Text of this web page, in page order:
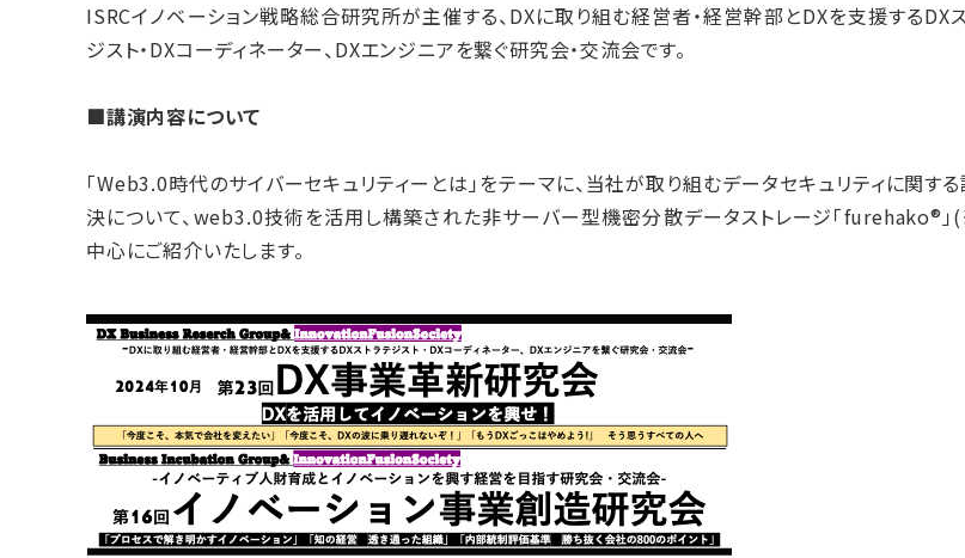
ISRCイノベーション戦略総合研究所が主催する、DXに取り組む経営者・経営幹部とDXを支援するDX
ジスト・DXコーディネーター、DXエンジニアを繋ぐ研究会・交流会です。
■講演内容について
「Web3.0時代のサイバーセキュリティーとは」をテーマに、当社が取り組むデータセキュリティに関す
決について、web3.0技術を活用し構築された非サーバー型機密分散データストレージ「furehako®
中心にご紹介いたします。